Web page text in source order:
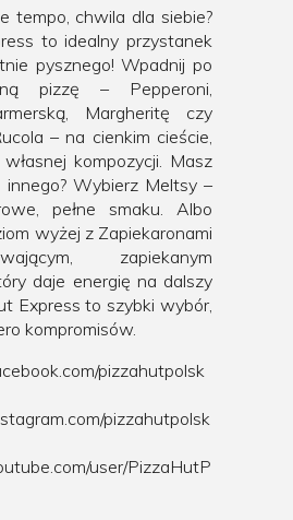
tempo, chwila dla siebie?
to idealny przystanek
pysznego! Wpadnij po
pizzę – Pepperoni,
Margheritę czy
– na cienkim cieście,
kompozycji. Masz
Wybierz Meltsy –
pełne smaku. Albo
wyżej z Zapiekaronami
zapiekanym
daje energię na dalszy
Express to szybki wybór,
kompromisów.
pizzahutpolsk
pizzahutpolsk
user/PizzaHutP